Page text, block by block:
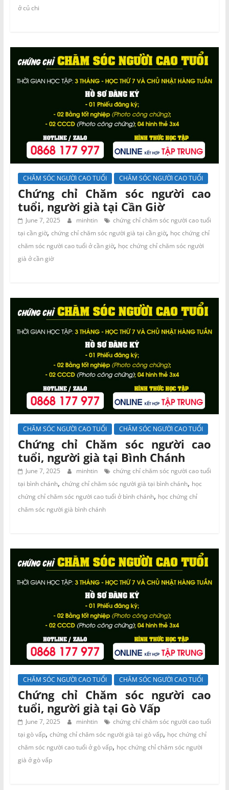
ở củ chi
CHĂM SÓC NGƯỜI CAO TUỔI CHĂM SÓC NGƯỜI CAO TUỔI
Chứng chỉ Chăm sóc người cao
tuổi, người già tại Cần Giờ
June 7, 2025 minhtin
chứng chỉ chăm sóc người cao tuổi
tại cần giờ, chứng chỉ chăm sóc người già tại cần giờ, học chứng chỉ
chăm sóc người cao tuổi ở cần giờ, học chứng chỉ chăm sóc người
già ở cần giờ
CHĂM SÓC NGƯỜI CAO TUỔI CHĂM SÓC NGƯỜI CAO TUỔI
Chứng chỉ Chăm sóc người cao
tuổi, người già tại Bình Chánh
June 7, 2025 minhtin
chứng chỉ chăm sóc người cao tuổi
tại bình chánh, chứng chỉ chăm sóc người già tại bình chánh, học
chứng chỉ chăm sóc người cao tuổi ở bình chánh, học chứng chỉ
chăm sóc người già bình chánh
CHĂM SÓC NGƯỜI CAO TUỔI CHĂM SÓC NGƯỜI CAO TUỔI
Chứng chỉ Chăm sóc người cao
tuổi, người già tại Gò Vấp
June 7, 2025 minhtin
chứng chỉ chăm sóc người cao tuổi
tại gò vấp, chứng chỉ chăm sóc người già tại gò vấp, học chứng chỉ
chăm sóc người cao tuổi ở gò vấp, học chứng chỉ chăm sóc người
già ở gò vấp